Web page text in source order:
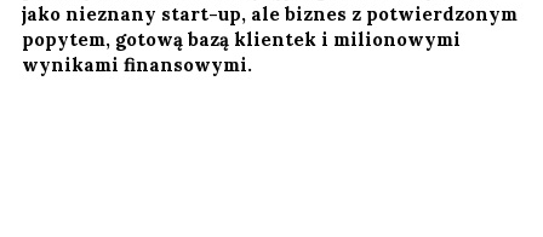
jako nieznany start-up, ale biznes z potwierdzonym
popytem, gotową bazą klientek i milionowymi
wynikami finansowymi.